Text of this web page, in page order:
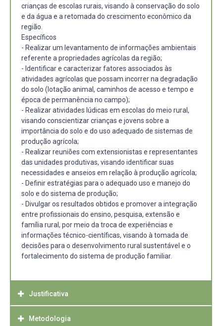
crianças de escolas rurais, visando à conservação do solo
e da água e a retomada do crescimento econômico da
região.
Específicos
- Realizar um levantamento de informações ambientais
referente a propriedades agrícolas da região;
- Identificar e caracterizar fatores associados às
atividades agrícolas que possam incorrer na degradação
do solo (lotação animal, caminhos de acesso e tempo e
época de permanência no campo);
- Realizar atividades lúdicas em escolas do meio rural,
visando conscientizar crianças e jovens sobre a
importância do solo e do uso adequado de sistemas de
produção agrícola;
- Realizar reuniões com extensionistas e representantes
das unidades produtivas, visando identificar suas
necessidades e anseios em relação à produção agrícola;
- Definir estratégias para o adequado uso e manejo do
solo e do sistema de produção;
- Divulgar os resultados obtidos e promover a integração
entre profissionais do ensino, pesquisa, extensão e
família rural, por meio da troca de experiências e
informações técnico-científicas, visando à tomada de
decisões para o desenvolvimento rural sustentável e o
fortalecimento do sistema de produção familiar.
Justificativa
O projeto está vinculado às ações do Programa de
Metodologia